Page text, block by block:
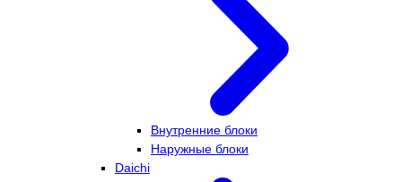
Внутренние блоки
Наружные блоки
Daichi